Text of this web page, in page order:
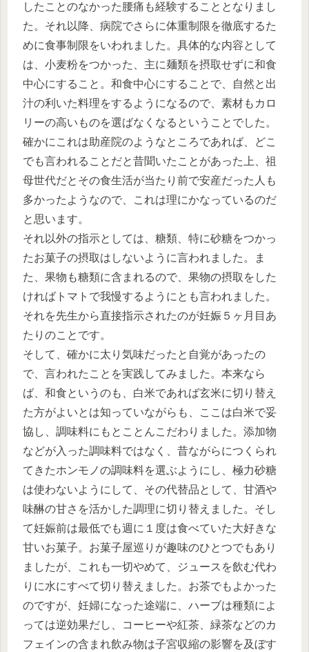
したことのなかった腰痛も経験することとなりまし
た。それ以降、病院でさらに体重制限を徹底するた
めに食事制限をいわれました。具体的な内容として
は、小麦粉をつかった、主に麺類を摂取せずに和食
中心にすること。和食中心にすることで、自然と出
汁の利いた料理をするようになるので、素材もカロ
リーの高いものを選ばなくなるということでした。
確かにこれは助産院のようなところであれば、どこ
でも言われることだと昔聞いたことがあった上、祖
母世代だとその食生活が当たり前で安産だった人も
多かったようなので、これは理にかなっているのだ
と思います。
それ以外の指示としては、糖類、特に砂糖をつかっ
たお菓子の摂取はしないように言われました。ま
た、果物も糖類に含まれるので、果物の摂取をした
ければトマトで我慢するようにとも言われました。
それを先生から直接指示されたのが妊娠５ヶ月目あ
たりのことです。
そして、確かに太り気味だったと自覚があったの
で、言われたことを実践してみました。本来なら
ば、和食というのも、白米であれば玄米に切り替え
た方がよいとは知っていながらも、ここは白米で妥
協し、調味料にもとことんこだわりました。添加物
などが入った調味料ではなく、昔ながらにつくられ
てきたホンモノの調味料を選ぶようにし、極力砂糖
は使わないようにして、その代替品として、甘酒や
味醂の甘さを活かした調理に切り替えました。そし
て妊娠前は最低でも週に１度は食べていた大好きな
甘いお菓子。お菓子屋巡りが趣味のひとつでもあり
ましたが、これも一切やめて、ジュースを飲む代わ
りに水にすべて切り替えました。お茶でもよかった
のですが、妊婦になった途端に、ハーブは種類によ
っては逆効果だし、コーヒーや紅茶、緑茶などのカ
フェインの含まれ飲み物は子宮収縮の影響を及ぼす